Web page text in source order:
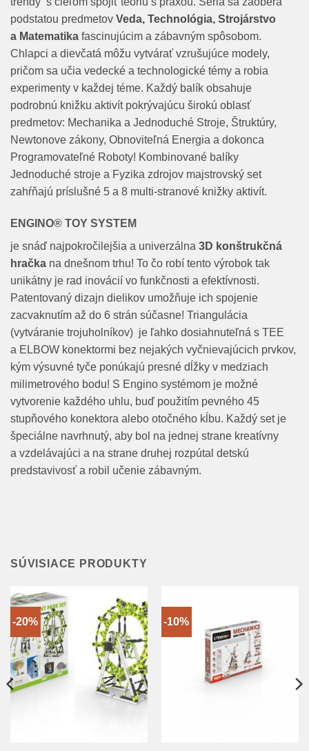
podstatou predmetov Veda, Technológia, Strojárstvo
a Matematika fascinujúcim a zábavným spôsobom.
Chlapci a dievčatá môžu vytvárať vzrušujúce modely,
pričom sa učia vedecké a technologické témy a robia
experimenty v každej téme. Každý balík obsahuje
podrobnú knižku aktivít pokrývajúcu širokú oblasť
predmetov: Mechanika a Jednoduché Stroje, Štruktúry,
Newtonove zákony, Obnoviteľná Energia a dokonca
Programovateľné Roboty! Kombinované balíky
Jednoduché stroje a Fyzika zdrojov majstrovský set
zahŕňajú príslušné 5 a 8 multi-stranové knižky aktivít.
ENGINO® TOY SYSTEM
je snáď najpokročilejšia a univerzálna 3D konštrukčná
hračka na dnešnom trhu! To čo robí tento výrobok tak
unikátny je rad inovácií vo funkčnosti a efektívnosti.
Patentovaný dizajn dielikov umožňuje ich spojenie
zacvaknutím až do 6 strán súčasne! Triangulácia
(vytváranie trojuholníkov) je ľahko dosiahnuteľná s TEE
a ELBOW konektormi bez nejakých vyčnievajúcich prvkov,
kým výsuvné tyče ponúkajú presné dĺžky v medziach
milimetrového bodu! S Engino systémom je možné
vytvorenie každého uhlu, buď použitím pevného 45
stupňového konektora alebo otočného kĺbu. Každý set je
špeciálne navrhnutý, aby bol na jednej strane kreatívny
a vzdelávajúci a na strane druhej rozpútal detskú
predstavivosť a robil učenie zábavným.
SÚVISIACE PRODUKTY
-20% -10%